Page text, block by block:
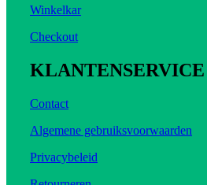
Winkelkar
Checkout
KLANTENSERVICE
Contact
Algemene gebruiksvoorwaarden
Privacybeleid